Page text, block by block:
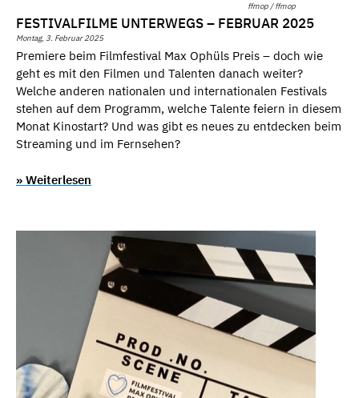
ffmop / ffmop
FESTIVALFILME UNTERWEGS – FEBRUAR 2025
Montag, 3. Februar 2025
Premiere beim Filmfestival Max Ophüls Preis – doch wie
geht es mit den Filmen und Talenten danach weiter?
Welche anderen nationalen und internationalen Festivals
stehen auf dem Programm, welche Talente feiern in diesem
Monat Kinostart? Und was gibt es neues zu entdecken beim
Streaming und im Fernsehen?
» Weiterlesen